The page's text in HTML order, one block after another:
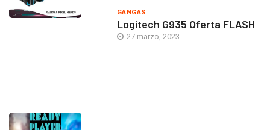
GANGAS
Logitech G935 Oferta FLASH
27 marzo, 2023